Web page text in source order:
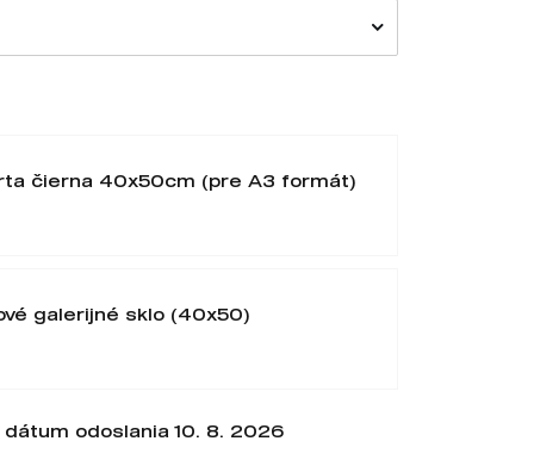
čierna 40x50cm (pre A3 formát)
galerijné sklo (40x50)
odoslania 10. 8. 2026